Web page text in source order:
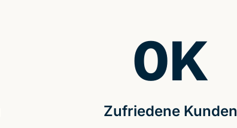
Zufriedene Kunden
0K